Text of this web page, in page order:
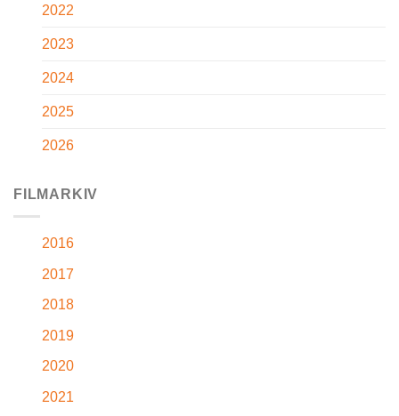
2022
2023
2024
2025
2026
FILMARKIV
2016
2017
2018
2019
2020
2021